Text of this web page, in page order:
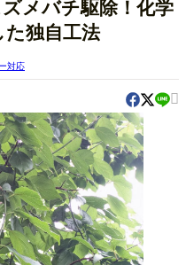
ズメバチ駆除！化学
独自工法
対応
